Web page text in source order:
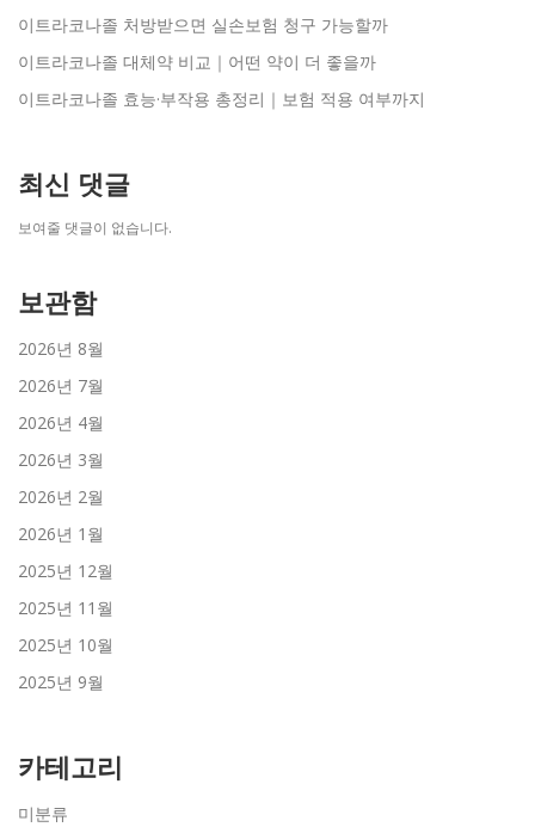
이트라코나졸 처방받으면 실손보험 청구 가능할까
이트라코나졸 대체약 비교｜어떤 약이 더 좋을까
이트라코나졸 효능·부작용 총정리｜보험 적용 여부까지
최신 댓글
보여줄 댓글이 없습니다.
보관함
2026년 8월
2026년 7월
2026년 4월
2026년 3월
2026년 2월
2026년 1월
2025년 12월
2025년 11월
2025년 10월
2025년 9월
카테고리
미분류